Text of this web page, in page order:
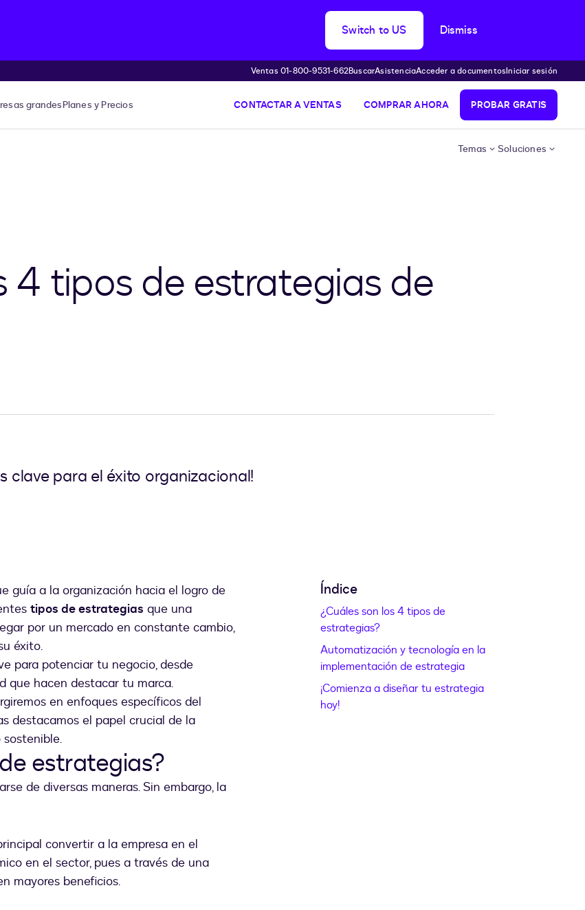
Switch to US Dismiss
Ventas 01-800-9531-662BuscarAsistenciaAcceder a documentosIniciar sesión
grandesPlanes y Precios CONTACTAR A VENTAS COMPRAR AHORA PROBAR GRATIS
Temas Soluciones
4 tipos de estrategias de
clave para el éxito organizacional!
guía a la organización hacia el logro de
tipos de estrategias que una
por un mercado en constante cambio,
éxito.
para potenciar tu negocio, desde
que hacen destacar tu marca.
en enfoques específicos del
destacamos el papel crucial de la
estrategias?
de diversas maneras. Sin embargo, la
convertir a la empresa en el
en el sector, pues a través de una
mayores beneficios.
Índice
¿Cuáles son los 4 tipos de
estrategias?
Automatización y tecnología en la
implementación de estrategia
¡Comienza a diseñar tu estrategia
hoy!